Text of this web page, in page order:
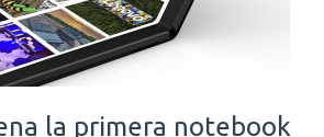
la primera notebook